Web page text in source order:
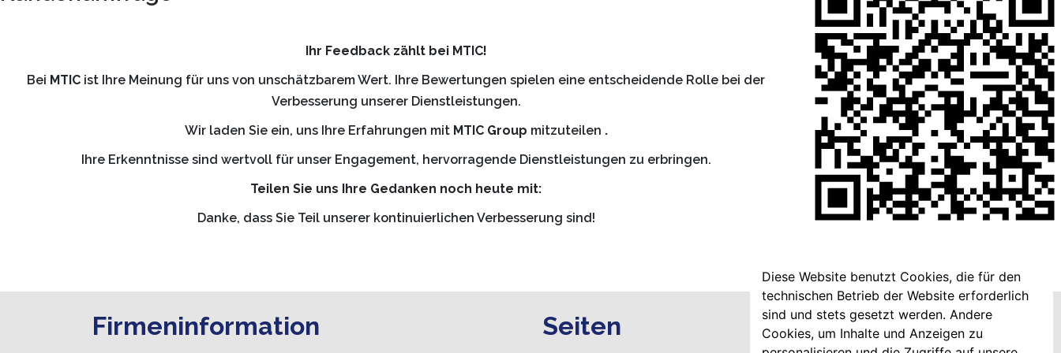
Ihr Feedback zählt bei MTIC!
Bei MTIC ist Ihre Meinung für uns von unschätzbarem Wert. Ihre Bewertungen spielen eine entscheidende Rolle bei der
Verbesserung unserer Dienstleistungen.
Wir laden Sie ein, uns Ihre Erfahrungen mit MTIC Group mitzuteilen .
Ihre Erkenntnisse sind wertvoll für unser Engagement, hervorragende Dienstleistungen zu erbringen.
Teilen Sie uns Ihre Gedanken noch heute mit:
Danke, dass Sie Teil unserer kontinuierlichen Verbesserung sind!
Firmeninformation Seiten
Diese Website benutzt Cookies, die für den
technischen Betrieb der Website erforderlich
sind und stets gesetzt werden. Andere
Cookies, um Inhalte und Anzeigen zu